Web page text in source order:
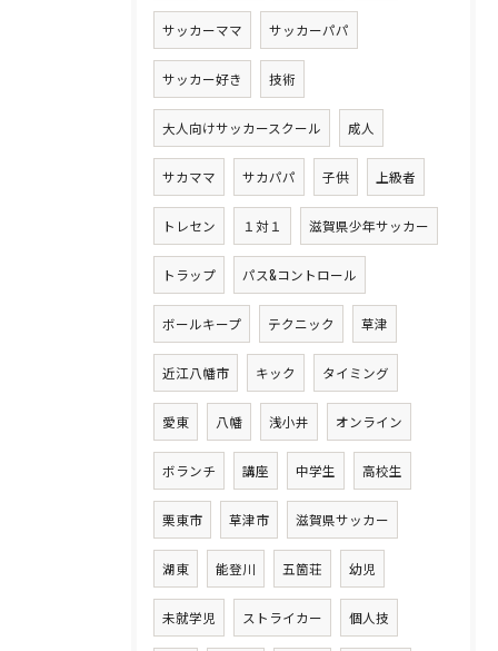
サッカーママ サッカーパパ
サッカー好き 技術
大人向けサッカースクール 成人
サカママ サカパパ 子供 上級者
トレセン １対１ 滋賀県少年サッカー
トラップ パス&コントロール
ボールキープ テクニック 草津
近江八幡市 キック タイミング
愛東 八幡 浅小井 オンライン
ボランチ 講座 中学生 高校生
栗東市 草津市 滋賀県サッカー
湖東 能登川 五箇荘 幼児
未就学児 ストライカー 個人技